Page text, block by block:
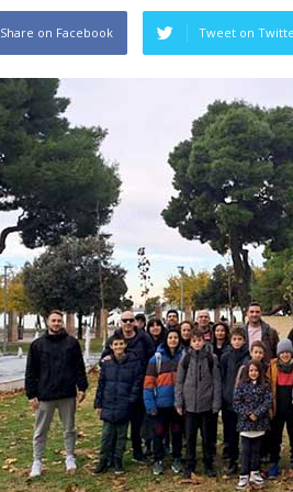
Share on Facebook Tweet on